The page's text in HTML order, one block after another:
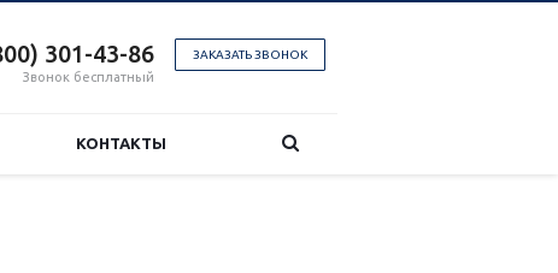
ЗАКАЗАТЬ ЗВОНОК
301-43-86
Звонок бесплатный
КОНТАКТЫ